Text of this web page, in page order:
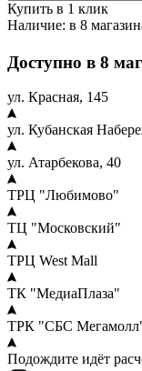
Купить в 1 клик
Наличие: в 8
Доступно в 8
ул. Красная, 145
ул. Кубанская
ул. Атарбекова, 40
ТРЦ "Любимово"
ТЦ "Московский"
ТРЦ West Mall
ТК "МедиаПлаза"
ТРК "СБС
Подождите идёт